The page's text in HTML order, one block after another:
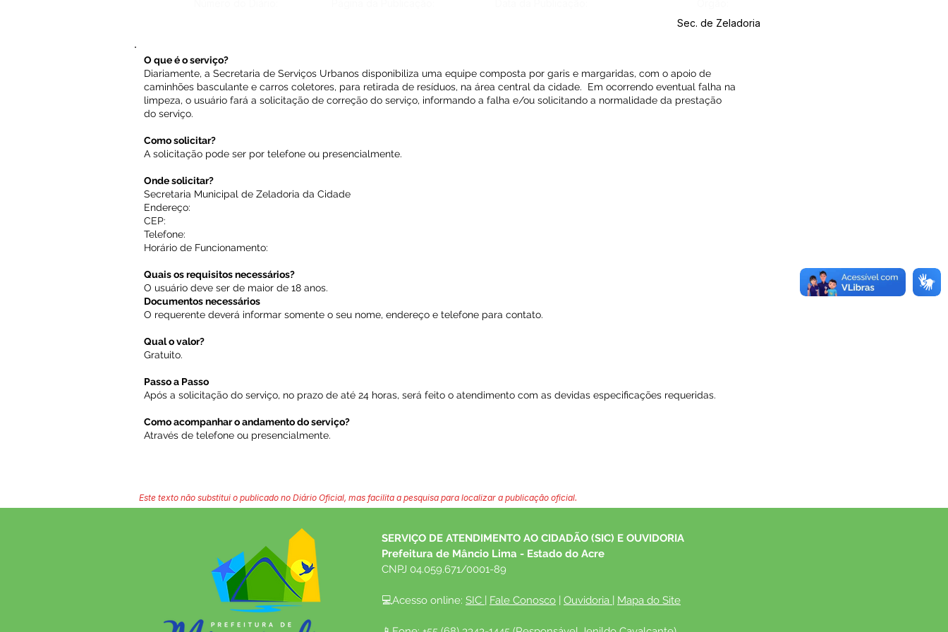
Sec. de Zeladoria
O que é o serviço?
Diariamente, a Secretaria de Serviços Urbanos disponibiliza uma equipe composta por garis e margaridas, com o apoio de
caminhões basculante e carros coletores, para retirada de resíduos, na área central da cidade. Em ocorrendo eventual falha na
limpeza, o usuário fará a solicitação de correção do serviço, informando a falha e/ou solicitando a normalidade da prestação
do serviço.
Como solicitar?
A solicitação pode ser por telefone ou presencialmente.
Onde solicitar?
Secretaria Municipal de Zeladoria da Cidade
Endereço:
CEP:
Telefone:
Horário de Funcionamento:
Quais os requisitos necessários?
O usuário deve ser de maior de 18 anos.
Documentos necessários
O requerente deverá informar somente o seu nome, endereço e telefone para contato.
Qual o valor?
Gratuito.
Passo a Passo
Após a solicitação do serviço, no prazo de até 24 horas, será feito o atendimento com as devidas especificações requeridas.
Como acompanhar o andamento do serviço?
Através de telefone ou presencialmente.
Este texto não substitui o publicado no Diário Oficial, mas facilita a pesquisa para localizar a publicação oficial.
SERVIÇO DE ATENDIMENTO AO CIDADÃO (SIC) E OUVIDORIA
Prefeitura de Mâncio Lima - Estado do Acre
CNPJ 04.059.671/0001-89
💻Acesso online: SIC | Fale Conosco | Ouvidoria | Mapa do Site